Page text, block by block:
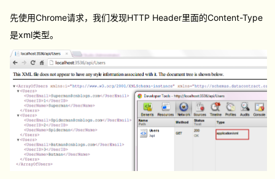
先使用Chrome请求，我们发现HTTP Header里面的Content-Type
是xml类型。